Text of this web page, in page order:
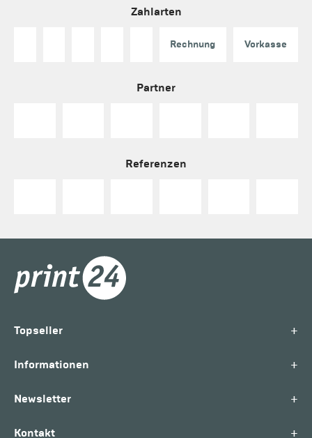
Zahlarten
Rechnung Vorkasse
Partner
Referenzen
Topseller +
Informationen +
Newsletter +
Kontakt +